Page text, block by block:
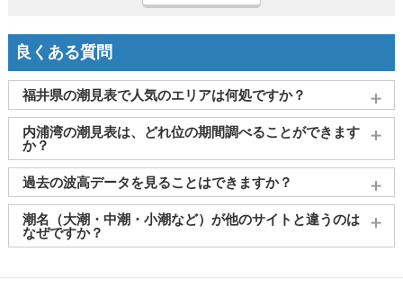
良くある質問
福井県の潮見表で人気のエリアは何処ですか？
福井(敦賀)、 小浜、 坂井市（三国）、美浜(丹生) 、高浜(和田)
がよく見られております。
内浦湾の潮見表は、どれ位の期間調べることができます
か？
2011～2027年までの16年間分の潮汐情報や日の出・日の入りを
調べることができます。視覚的に分かり易くタイドグラフで、
日の出・日の入り情報も合わせて確認することができます。
過去の波高データを見ることはできますか？
大変申し訳ございませんが、過去の波高データ（波の高さ）に
関してはご提供しておりません。
潮名（大潮・中潮・小潮など）が他のサイトと違うのは
なぜですか？
何日まで大潮」という統一された公的な定義はありません。そ